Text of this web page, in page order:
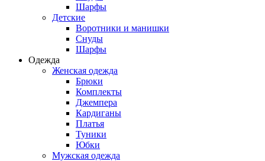
Шарфы
Детские
Воротники и манишки
Снуды
Шарфы
Одежда
Женская одежда
Брюки
Комплекты
Джемпера
Кардиганы
Платья
Туники
Юбки
Мужская одежда